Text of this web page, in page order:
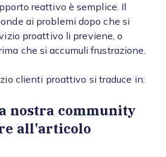
reattivo è semplice. Il
ai problemi dopo che si
proattivo li previene, o
che si accumuli frustrazione.
clienti proattivo si traduce in:
nostra community
all'articolo